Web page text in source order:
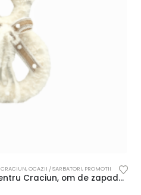
CRACIUN,OCAZII / SARBATORI, PROMOTII
Decoratiune handmade pentru Craciun, om de zapada cu palarie, alb bej